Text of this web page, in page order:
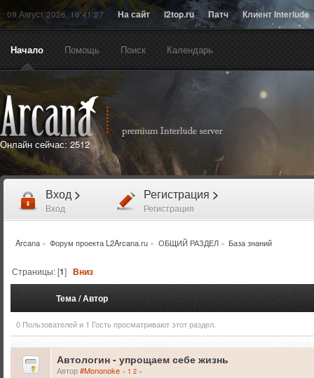
09 Август 2026, 16:41:27 На сайт l2top.ru Патч Клиент Interlude
Начало Помощь Поиск Календарь
Онлайн сейчас: 2512
Вход >
Вход
Регистрация >
Регистрация
Arcana» Форум проекта L2Arcana.ru » ОБЩИЙ РАЗДЕЛ» База знаний
Страницы: [1]Вниз
Тема/Автор
0 Пользователей и 1 Гость просматривают этот раздел.
Автологин - упрощаем себе жизнь
Автор#Mononoke « 1 2 »